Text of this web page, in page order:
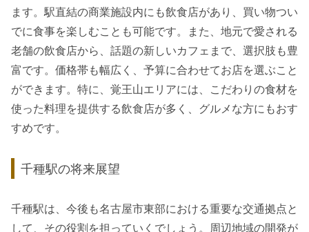
ます。駅直結の商業施設内にも飲食店があり、買い物つい
でに食事を楽しむことも可能です。また、地元で愛される
老舗の飲食店から、話題の新しいカフェまで、選択肢も豊
富です。価格帯も幅広く、予算に合わせてお店を選ぶこと
ができます。特に、覚王山エリアには、こだわりの食材を
使った料理を提供する飲食店が多く、グルメな方にもおす
すめです。
千種駅の将来展望
千種駅は、今後も名古屋市東部における重要な交通拠点と
して、その役割を担っていくでしょう。周辺地域の開発が